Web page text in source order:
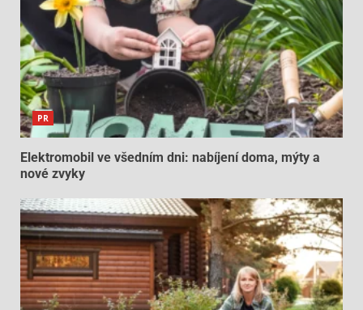
PR
Elektromobil ve všedním dni: nabíjení doma, mýty a
nové zvyky